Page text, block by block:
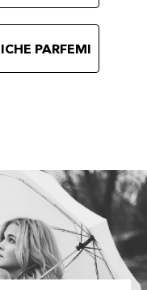
PARFEMI